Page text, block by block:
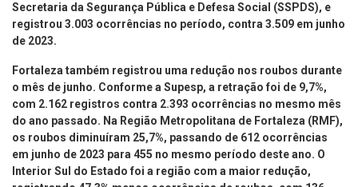
Secretaria da Segurança Pública e Defesa Social (SSPDS), e
registrou 3.003 ocorrências no período, contra 3.509 em junho
de 2023.
Fortaleza também registrou uma redução nos roubos durante
o mês de junho. Conforme a Supesp, a retração foi de 9,7%,
com 2.162 registros contra 2.393 ocorrências no mesmo mês
do ano passado. Na Região Metropolitana de Fortaleza (RMF),
os roubos diminuíram 25,7%, passando de 612 ocorrências
em junho de 2023 para 455 no mesmo período deste ano. O
Interior Sul do Estado foi a região com a maior redução,